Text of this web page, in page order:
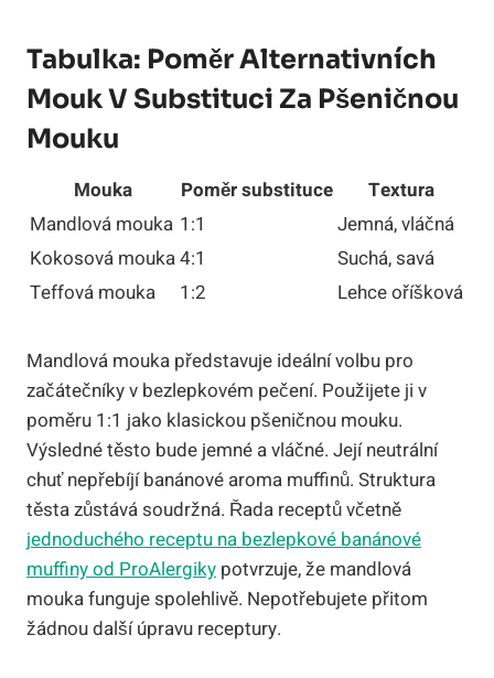
Tabulka: Poměr Alternativních
Mouk V Substituci Za Pšeničnou
Mouku
Mouka Poměr substituce
Textura
Mandlová mouka 1:1
Jemná, vláčná
Kokosová mouka4:1
Suchá, savá
Teffová mouka
1:2 Lehce oříšková
Mandlová mouka představuje ideální volbu pro
začátečníky v bezlepkovém pečení. Použijete ji v
poměru 1:1 jako klasickou pšeničnou mouku.
Výsledné těsto bude jemné a vláčné. Její neutrální
chuť nepřebíjí banánové aroma muffinů. Struktura
těsta zůstává soudržná. Řada receptů včetně
jednoduchého receptu na bezlepkové banánové
muffiny od ProAlergiky potvrzuje, že mandlová
mouka funguje spolehlivě. Nepotřebujete přitom
žádnou další úpravu receptury.